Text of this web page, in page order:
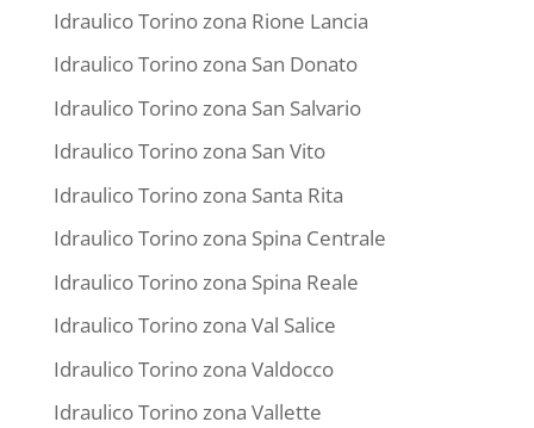
Idraulico Torino zona Rione Lancia
Idraulico Torino zona San Donato
Idraulico Torino zona San Salvario
Idraulico Torino zona San Vito
Idraulico Torino zona Santa Rita
Idraulico Torino zona Spina Centrale
Idraulico Torino zona Spina Reale
Idraulico Torino zona Val Salice
Idraulico Torino zona Valdocco
Idraulico Torino zona Vallette